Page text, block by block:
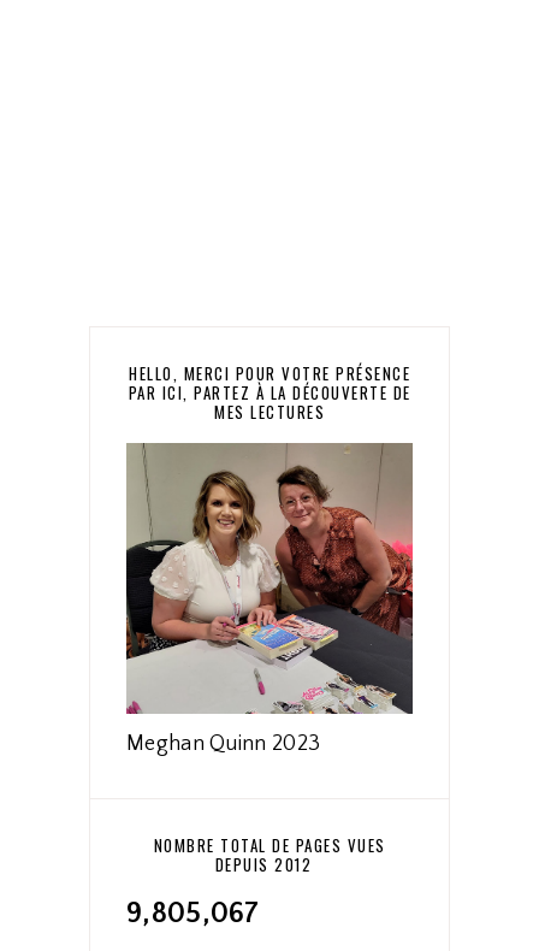
HELLO, MERCI POUR VOTRE PRÉSENCE
PAR ICI, PARTEZ À LA DÉCOUVERTE DE
MES LECTURES
Meghan Quinn 2023
NOMBRE TOTAL DE PAGES VUES
DEPUIS 2012
9,805,067